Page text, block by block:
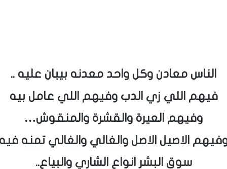
الناس معادن وكل واحد معدنه بيبان عليه ..
فيهم اللي زي الدب وفيهم اللي عامل بيه
وفيهم العيرة والقشرة والمنقوش…
الاصيل الاصل والغالي والغالي تمنه
سوق البشر انواع الشاري والبياع..